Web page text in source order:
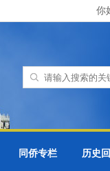
你
同侨专栏 历史